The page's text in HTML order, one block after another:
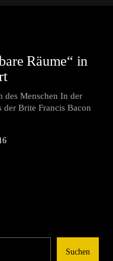
Räume“ in
des Menschen In der
der Brite Francis Bacon
Suchen